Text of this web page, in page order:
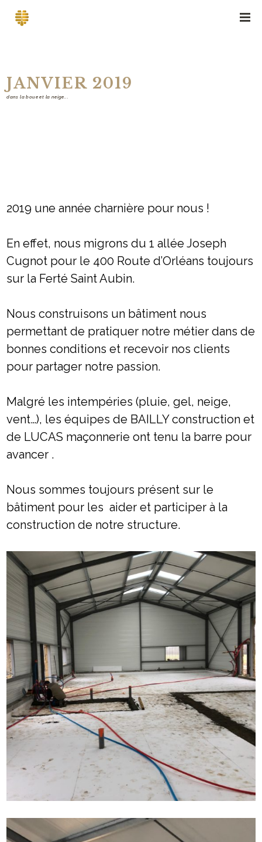
JANVIER 2019
dans la boue et la neige...
2019 une année charnière pour nous !
En effet, nous migrons du 1 allée Joseph
Cugnot pour le 400 Route d’Orléans toujours
sur la Ferté Saint Aubin.
Nous construisons un bâtiment nous
permettant de pratiquer notre métier dans de
bonnes conditions et recevoir nos clients
pour partager notre passion.
Malgré les intempéries (pluie, gel, neige,
vent…), les équipes de BAILLY construction et
de LUCAS maçonnerie ont tenu la barre pour
avancer .
Nous sommes toujours présent sur le
bâtiment pour les aider et participer à la
construction de notre structure.